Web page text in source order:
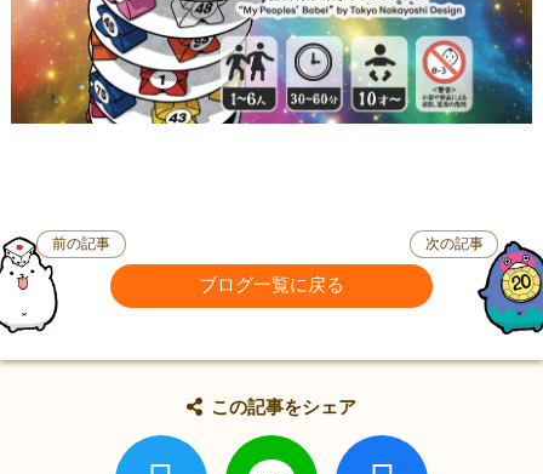
前の記事
ブログ一覧に戻る
次の記事
この記事をシェア